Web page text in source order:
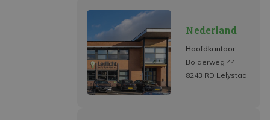
Nederland
Hoofdkantoor
Bolderweg 44
8243 RD Lelystad